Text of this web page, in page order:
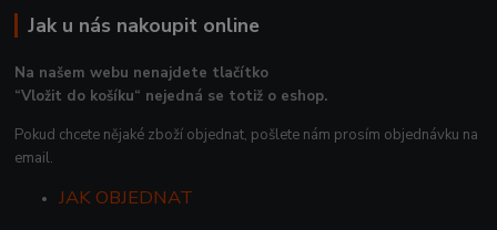
Jak u nás nakoupit online
Na našem webu nenajdete tlačítko
“Vložit do košíku“ nejedná se totiž o eshop.
Pokud chcete nějaké zboží objednat, pošlete nám prosím objednávku na
email.
JAK OBJEDNAT